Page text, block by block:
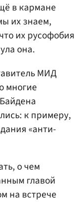
в кармане
их знаем,
их русофобия
она.
МИД
многие
к примеру,
«анти-
о чем
главой
на встрече